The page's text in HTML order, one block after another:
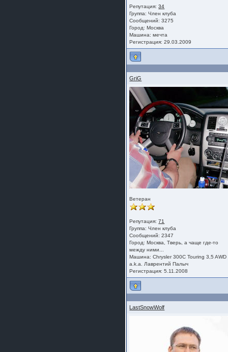
Репутация:34
Группа:Член клуба
Сообщений: 3275
Город: Москва
Машина: мечта
Регистрация: 29.03.2009
GriG
Ветеран
Репутация:71
Группа:Член клуба
Сообщений: 2347
Город: Москва, Тверь, а чаще где-то
между ними...
Машина: Chrysler 300C Touring 3,5 AWD
a.k.a. Лаврентий Палыч
Регистрация: 5.11.2008
LastSnowWolf